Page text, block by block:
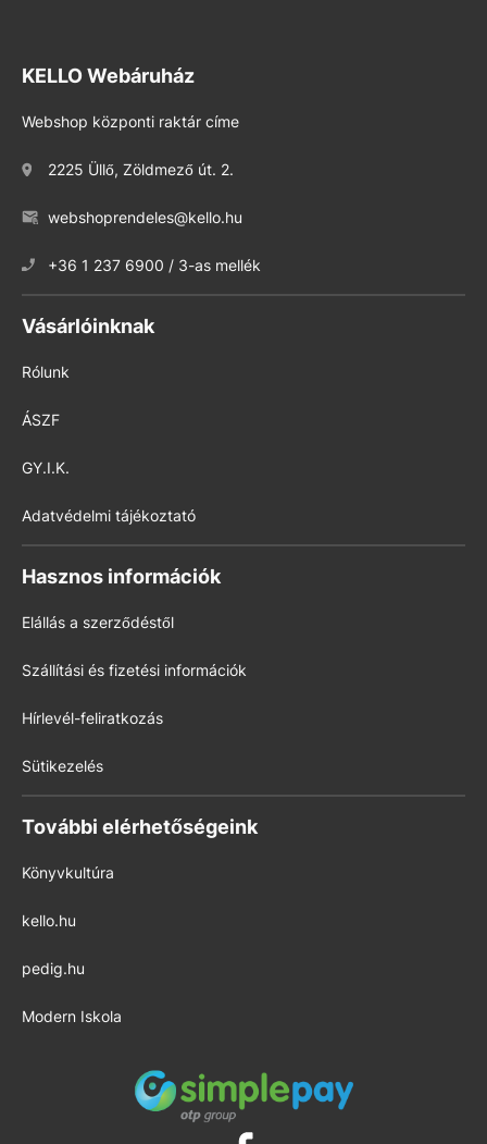
KELLO Webáruház
Webshop központi raktár címe
2225 Üllő, Zöldmező út. 2.
webshoprendeles@kello.hu
+36 1 237 6900 / 3-as mellék
Vásárlóinknak
Rólunk
ÁSZF
GY.I.K.
Adatvédelmi tájékoztató
Hasznos információk
Elállás a szerződéstől
Szállítási és fizetési információk
Hírlevél-feliratkozás
Sütikezelés
További elérhetőségeink
Könyvkultúra
kello.hu
pedig.hu
Modern Iskola